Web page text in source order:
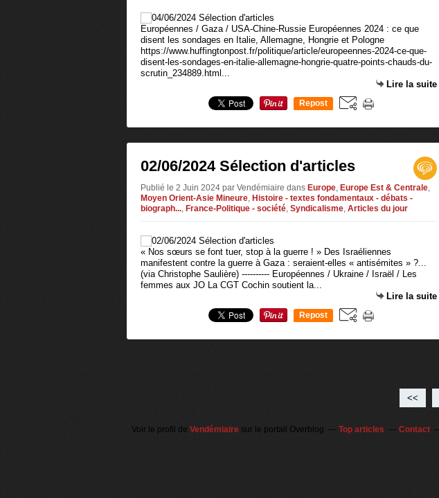
Européennes / Gaza / USA-Chine-Russie Européennes 2024 : ce que
disent les sondages en Italie, Allemagne, Hongrie et Pologne
https://www.huffingtonpost.fr/politique/article/europeennes-2024-ce-que-
disent-les-sondages-en-italie-allemagne-hongrie-quatre-points-chauds-du-
scrutin_234889.html...
Lire la suite
Repost
02/06/2024 Sélection d'articles
Publié le 2 Juin 2024 par Vendémiaire dans Europe, Europe Est & Centrale,
Moyen Orient-Asie Mineure, Histoire - textes fondamentaux - débats -
biograph..., France-Politique - société, Syndicalisme, Articles du jour
« Nos sœurs se font tuer, stop à la guerre ! » Des Israéliennes
manifestent contre la guerre à Gaza : seraient-elles « antisémites » ?...
(via Christophe Saulière) ---------- Européennes / Ukraine / Israël / Les
femmes aux JO La CGT Cochin soutient la...
Lire la suite
Repost
<<
Voir le profil de Vendémiaire sur le portail Overblog Top articles Contact